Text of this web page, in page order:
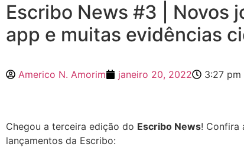
Escribo News #3 | Novos
app e muitas evidências
Americo N. Amorim janeiro 20, 2022 3:27 pm
Chegou a terceira edição do Escribo News! Confira
lançamentos da Escribo: